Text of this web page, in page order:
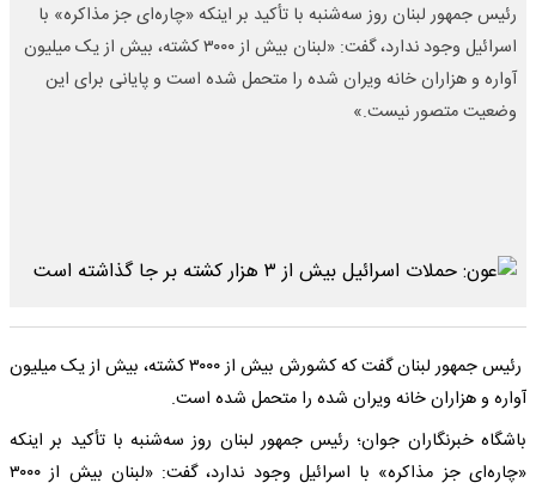
رئیس جمهور لبنان روز سه‌شنبه با تأکید بر اینکه «چاره‌ای جز مذاکره» با
اسرائیل وجود ندارد، گفت: «لبنان بیش از ۳۰۰۰ کشته، بیش از یک میلیون
آواره و هزاران خانه ویران شده را متحمل شده است و پایانی برای این
وضعیت متصور نیست.»
رئیس جمهور لبنان گفت که کشورش بیش از ۳۰۰۰ کشته، بیش از یک میلیون
آواره و هزاران خانه ویران شده را متحمل شده است.
باشگاه خبرنگاران جوان؛ رئیس جمهور لبنان روز سه‌شنبه با تأکید بر اینکه
«چاره‌ای جز مذاکره» با اسرائیل وجود ندارد، گفت: «لبنان بیش از ۳۰۰۰